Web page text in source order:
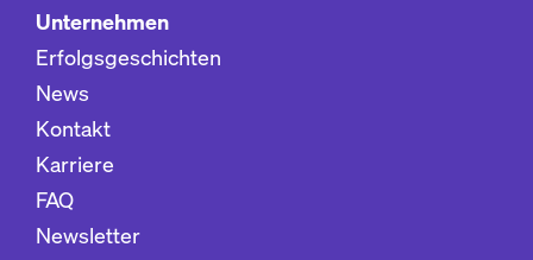
Unternehmen
Erfolgsgeschichten
News
Kontakt
Karriere
FAQ
Newsletter